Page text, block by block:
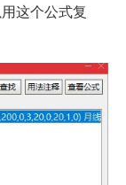
这个公式复